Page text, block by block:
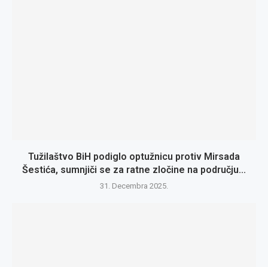
Tužilaštvo BiH podiglo optužnicu protiv Mirsada
Šestića, sumnjiči se za ratne zločine na području...
31. Decembra 2025.